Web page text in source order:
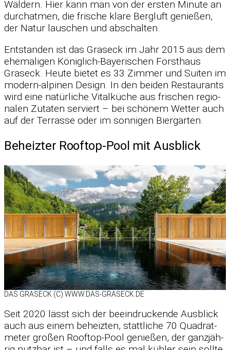
Wäl­dern. Hier kann man von der ers­ten Mi­nute an
durch­at­men, die fri­sche klare Berg­luft ge­nie­ßen,
der Na­tur lau­schen und ab­schal­ten.
Ent­stan­den ist das Gras­eck im Jahr 2015 aus dem
ehe­ma­li­gen Kö­nig­lich-Baye­ri­schen Forst­haus
Gras­eck. Heute bie­tet es 33 Zim­mer und Sui­ten im
mo­dern-al­pi­nen De­sign. In den bei­den Re­stau­rants
wird eine na­tür­li­che Vi­tal­kü­che aus fri­schen re­gio­
na­len Zu­ta­ten ser­viert – bei schö­nem Wet­ter auch
auf der Ter­rasse oder im son­ni­gen Bier­gar­ten.
Beheizter Rooftop-Pool mit Ausblick
DAS GRAS­ECK (C) WWW.DAS-GRASECK.DE
Seit 2020 lässt sich der be­ein­dru­ckende Aus­blick
auch aus ei­nem be­heiz­ten, statt­li­che 70 Qua­drat­
me­ter gro­ßen Ro­of­top-Pool ge­nie­ßen, der ganz­jäh­